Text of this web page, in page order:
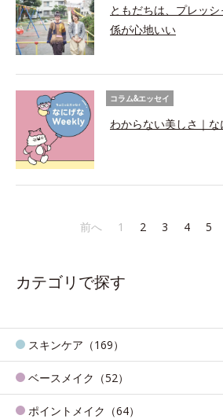
ともだちは、プレッ
係が心地いい
コラム&エッセイ
わからない美しさ｜
前へ 1 2 3 4 5
カテゴリで探す
スキンケア（169）
ベースメイク（52）
ポイントメイク（64）